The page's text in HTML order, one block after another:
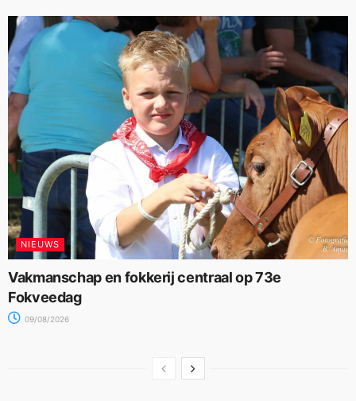
NIEUWS
Vakmanschap en fokkerij centraal op 73e
Fokveedag
09/08/2026